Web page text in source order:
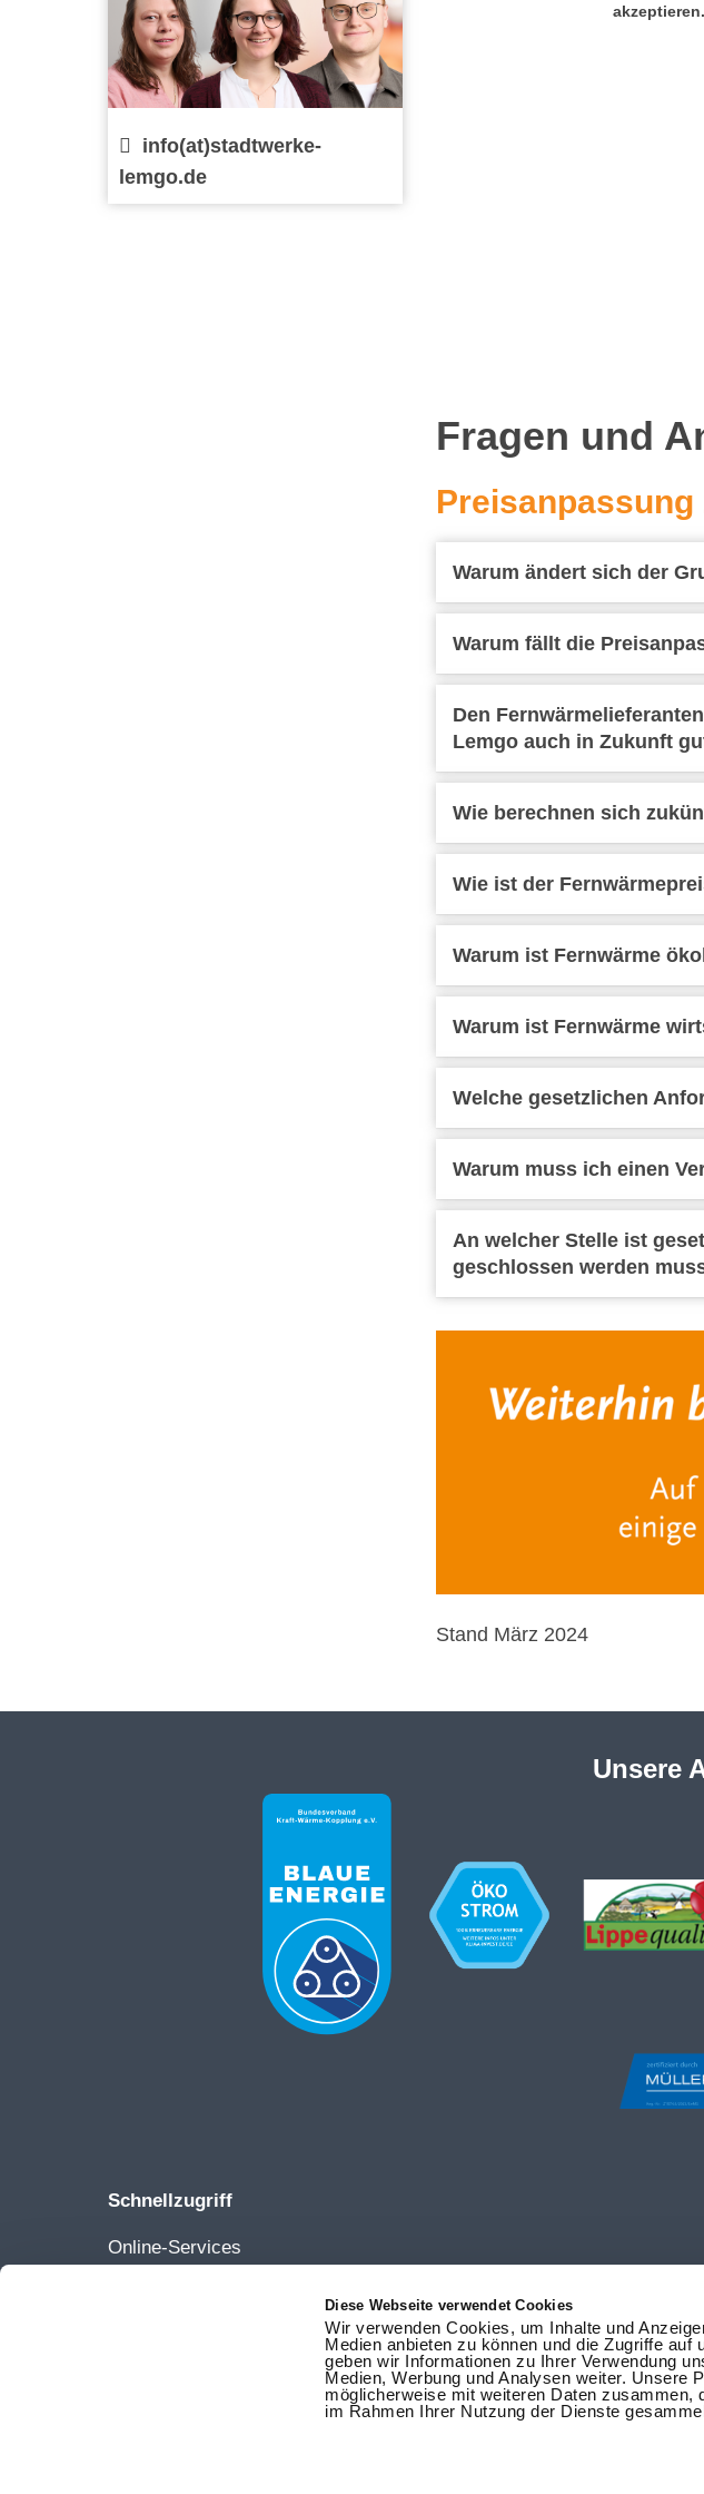
Diese Webseite verwendet Cookies
Wir verwenden Cookies, um Inhalte und
Medien anbieten zu können und die Zugriffe
geben wir Informationen zu Ihrer Verwendung
Medien, Werbung und Analysen weiter. Unsere
möglicherweise mit weiteren Daten zusammen,
im Rahmen Ihrer Nutzung der Dienste
akzeptieren.
Fragen und
Preisanpassung
Warum ändert sich der
Warum fällt die
Den
Lemgo auch in Zukunft
Wie berechnen sich
Wie ist der
Warum ist Fernwärme
Warum ist Fernwärme
Welche gesetzlichen
Warum muss ich einen
An welcher Stelle ist
geschlossen werden
Stand März 2024
info(at)stadtwerke-
lemgo.de
Unsere
Schnellzugriff
Online-Services